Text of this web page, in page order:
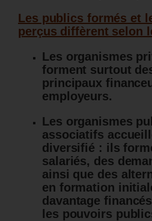
Les publics formés et
perçus diffèrent selon
Les organismes
forment surtout
principaux
employeurs.
Les organismes
associatifs
diversifié : ils
salariés, des
ainsi que des
en formation
davantage
les pouvoirs